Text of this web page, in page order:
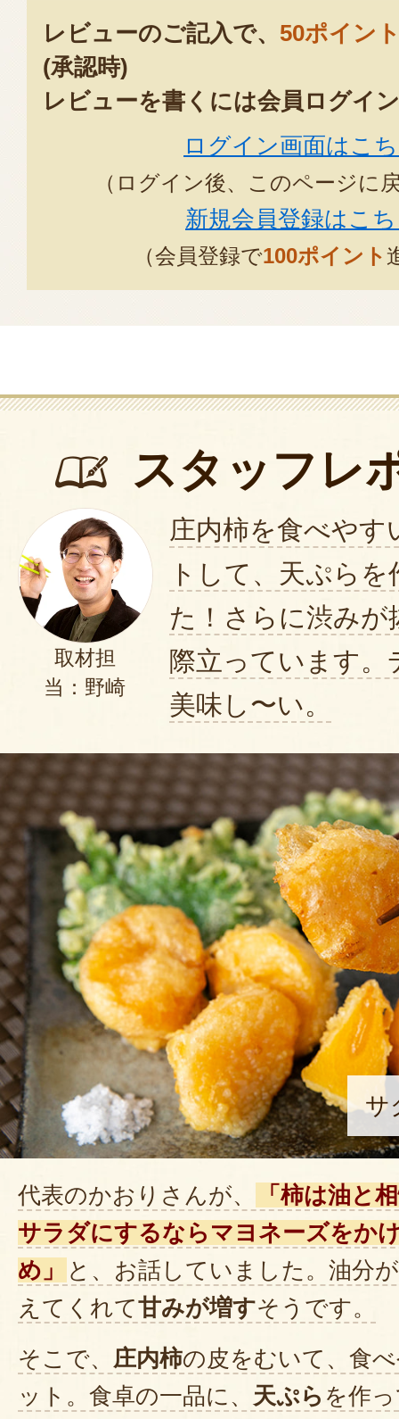
また、私の柿を通して農家への
うのは、もう農家にとってこの
います。もし農家を目指す日が
町へいらしてください！首を長
ります！
今年は早めに柿が無くなる予定
目のご検討よろしくお願いいた
2025年11月
どなたにお渡ししても喜んでいた
2025年
この度はご注文ありがとうござ
自分が育てた柿たちを送り出す
が喜んでくださっているお顔を
込めて大切に梱包しています。
その気持ちが伝わったようなコ
しいです！
これからもどうぞ、Decofarm
2025年11月
庄内柿を息子夫婦に送りましたが
硬さもちょうど良く甘くて美味し
2025年10
この度はご注文誠にありがとう
美味しいと言っていただけてと
す。
これからもDecofarmをどうぞ
します！
2025年10月
ハリのあるツヤツヤの柿が届きま
しい甘さが広がって、皮まで美味
とても綺麗で、愛が伝わってくる
楽しみにしています。
2024年
この度はご注文誠にありがとう
レビューのご記入で、 50ポイン
(承認時)
レビューを書くには会員ログイ
ログイン画面はこ
（ログイン後、このページに
新規会員登録はこ
（会員登録で100ポイント
スタッフレ
取材担
当：野崎
庄内柿を食べやす
トして、天ぷら
た！さらに渋みが
際立っています。
美味し〜い。
サ
代表のかおりさんが、
「柿は油と
サラダにするならマヨネーズをか
め」
と、お話していました。油分
えてくれて甘みが増すそうです。
そこで、 庄内柿の皮をむいて、食
ット。食卓の一品に、 天ぷら を作